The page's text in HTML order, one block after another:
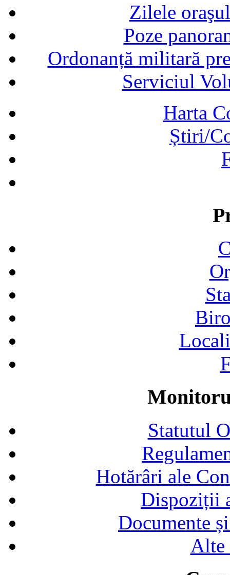
Zilele
Poze
Ordonanță militară
Serviciul
Harta
Știri/
Statutul
Hotărâri ale
Dispoziții
Documente
Alte